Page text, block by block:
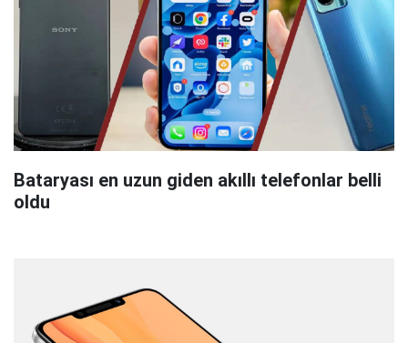
Bataryası en uzun giden akıllı telefonlar belli
oldu